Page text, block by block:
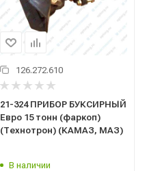
126.272.610
21-324 ПРИБОР БУКСИРНЫЙ
Евро 15 тонн (фаркоп)
(Технотрон) (КАМАЗ, МАЗ)
В наличии